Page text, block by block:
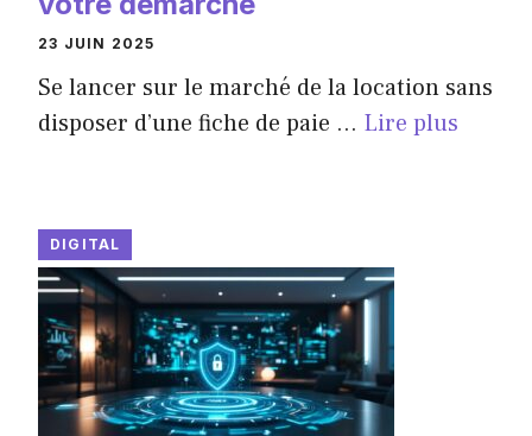
23 JUIN 2025
Se lancer sur le marché de la location sans
disposer d’une fiche de paie ... Lire plus
DIGITAL